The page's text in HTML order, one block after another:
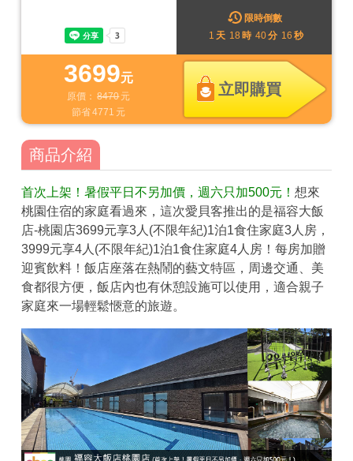
3699元
原價： 8470元
節省4771 元
立即購買
限時倒數
1 天 18 時 40分 13 秒
商品介紹
首次上架！暑假平日不另加價，週六只加500元！ 想來
桃園住宿的家庭看過來，這次愛貝客推出的是福容大飯
店-桃園店3699元享3人(不限年紀)1泊1食住家庭3人房，
3999元享4人(不限年紀)1泊1食住家庭4人房！每房加贈
迎賓飲料！飯店座落在熱鬧的藝文特區，周邊交通、美
食都很方便，飯店內也有休憩設施可以使用，適合親子
家庭來一場輕鬆愜意的旅遊。